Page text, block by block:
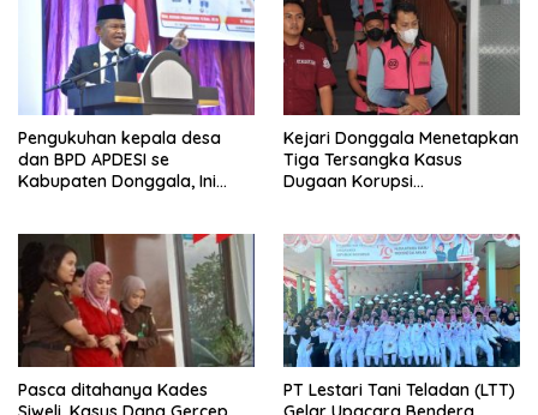
Pengukuhan kepala desa
dan BPD APDESI se
Kabupaten Donggala, Ini
Kejari Donggala Menetapkan
Tiga Tersangka Kasus
Dugaan Korupsi
Pasca ditahanya Kades
PT Lestari Tani Teladan (LTT)